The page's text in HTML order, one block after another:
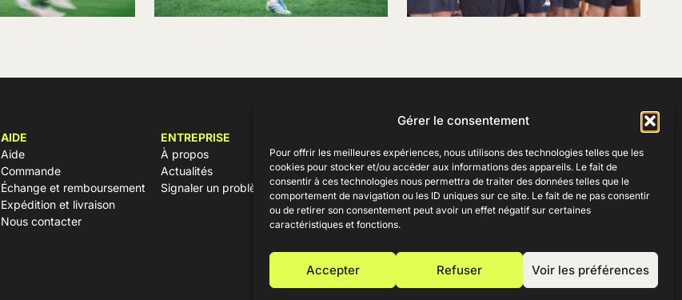
Gérer le consentement
Pour offrir les meilleures expériences, nous utilisons des technologies telles que les
cookies pour stocker et/ou accéder aux informations des appareils. Le fait de
consentir à ces technologies nous permettra de traiter des données telles que le
comportement de navigation ou les ID uniques sur ce site. Le fait de ne pas consentir
ou de retirer son consentement peut avoir un effet négatif sur certaines
caractéristiques et fonctions.
Accepter Refuser Voir les préférences
AIDE
Aide
Commande
Échange et remboursement
Expédition et livraison
Nous contacter
ENTREPRISE
À propos
Actualités
Signaler un problème
Créer une boutique club
Guides des tailles
Mon compte
Créer une boutique club